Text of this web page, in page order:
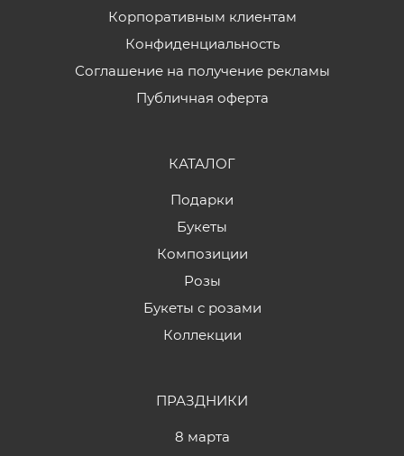
Корпоративным клиентам
Конфиденциальность
Соглашение на получение рекламы
Публичная оферта
КАТАЛОГ
Подарки
Букеты
Композиции
Розы
Букеты с розами
Коллекции
ПРАЗДНИКИ
8 марта